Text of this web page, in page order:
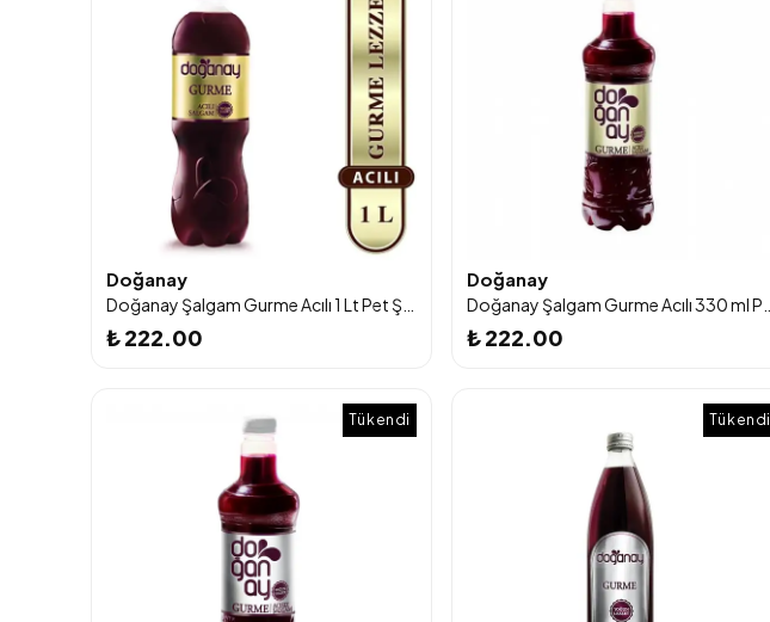
Doğanay
₺ 222.00
Doğanay
₺ 222.00
Tükendi Tükendi